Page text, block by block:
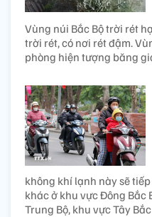
Vùng núi Bắc Bộ trời rét
trời rét, có nơi rét đậm.
phòng hiện tượng băng
không khí lạnh này sẽ
khác ở khu vực Đông Bắc
Trung Bộ, khu vực Tây